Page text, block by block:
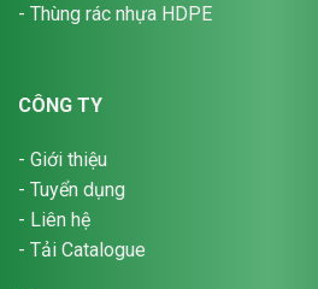
- Thùng rác nhựa HDPE
CÔNG TY
- Giới thiệu
- Tuyển dụng
- Liên hệ
- Tải Catalogue